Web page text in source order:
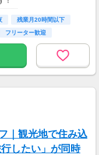
残業月20時間以下
フリーター歓迎
｜観光地で住み込
したい」が同時